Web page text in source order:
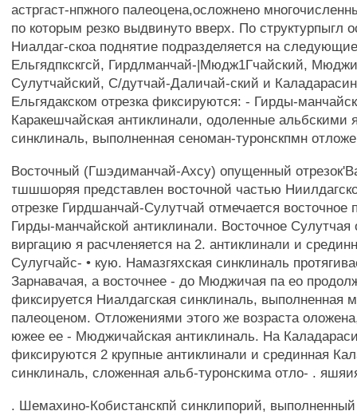
астргаст-нпжного палеоцена,осложнено
по которым резко выдвинуто вверх. По структурпыгл
Ниалдаг-скоа поднятие подразделяется на
Ельгядпкскгсй, Гирдлманчай-|Мюдж1Гчайский,
Сулутчайский, С/дутчай-Даличай-ский и
Ельгядакском отрезка фиксируются: - Гирды-
Каракешчайская антиклинали, одоленные альбскими
синклиналь, выполненная сеноман-туронскпмн
Восточный (Гшэдиманчай-Ахсу) опущенный
тшшшоряя представлен восточной частью
отрезке Гирдшанчай-Сулутчай отмечается восточное
Гирды-манчайской антиклинали. Восточное Сулутчая
виргацию я расчленяется на 2. антиклинали и
Сулугчайс- • кую. Намазгяхская синклиналь
Зарнавачая, а восточнее - до Мюджичая па ео
фиксируется Ниалдагская синклиналь, выполненная
палеоценом. Отложениями этого же возраста
южее ее - Мюджичайская антиклиналь. На
фиксируются 2 крупные антиклинали и срединная
синклиналь, сложенная альб-туронскима отло- .
. Шемахино-Кобистанскпй синклипорий, выполненный